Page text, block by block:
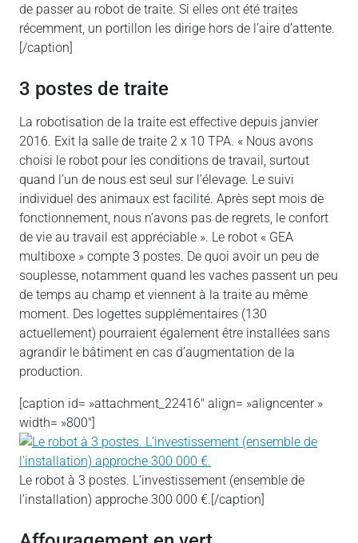
de passer au robot de traite. Si elles ont été traites
récemment, un portillon les dirige hors de l’aire d’attente.
­[/caption]
3 postes de traite
La robotisation de la traite est effective depuis janvier
2016. Exit la salle de traite 2 x 10 TPA. « Nous avons
choisi le robot pour les conditions de travail, surtout
quand l’un de nous est seul sur l’élevage. Le suivi
individuel des animaux est facilité. Après sept mois de
fonctionnement, nous n’avons pas de regrets, le confort
de vie au travail est appréciable ». Le robot « GEA
multiboxe » compte 3 postes. De quoi avoir un peu de
souplesse, notamment quand les vaches passent un peu
de temps au champ et viennent à la traite au même
moment. Des logettes supplémentaires (130
actuellement) pourraient également être installées sans
agrandir le bâtiment en cas d’augmentation de la
production.
[caption id= »attachment_22416″ align= »aligncenter »
width= »800″]
Le robot à 3 postes. L’investissement (ensemble de
l’installation) approche 300 000 €.[/caption]